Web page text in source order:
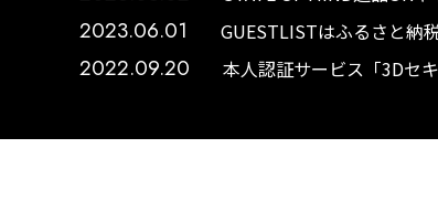
2023.06.01 GUESTLISTはふるさと納
2022.09.20 本人認証サービス「3Dセ